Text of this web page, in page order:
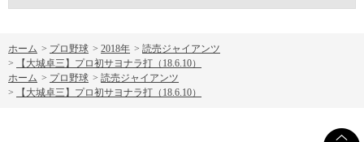
ホーム > プロ野球 > 2018年 > 読売ジャイアンツ
>
【大城卓三】プロ初サヨナラ打（18.6.10）
ホーム > プロ野球 > 読売ジャイアンツ
>
【大城卓三】プロ初サヨナラ打（18.6.10）